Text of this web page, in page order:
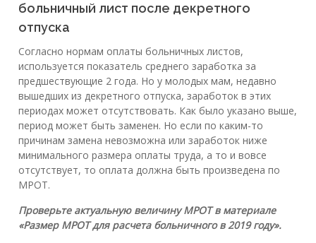
больничный лист после декретного
отпуска
Согласно нормам оплаты больничных листов,
используется показатель среднего заработка за
предшествующие 2 года. Но у молодых мам, недавно
вышедших из декретного отпуска, заработок в этих
периодах может отсутствовать. Как было указано выше,
период может быть заменен. Но если по каким-то
причинам замена невозможна или заработок ниже
минимального размера оплаты труда, а то и вовсе
отсутствует, то оплата должна быть произведена по
МРОТ.
Проверьте актуальную величину МРОТ в материале
«Размер МРОТ для расчета больничного в 2019 году».